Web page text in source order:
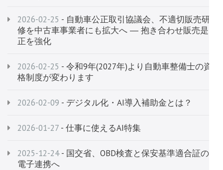
2025-12-24- 国交省、OBD検査と保安基準適合証の
電子連携へ
2026-01-27 - 仕事に使えるAI特集
2026-02-09 - デジタル化・AI導入補助金とは？
2026-02-25 - 令和9年(2027年)より自動車整備士の資
格制度が変わります
2026-02-25 - 自動車公正取引協議会、不適切販売研
修を中古車事業者にも拡大へ ― 抱き合わせ販売是
正を強化